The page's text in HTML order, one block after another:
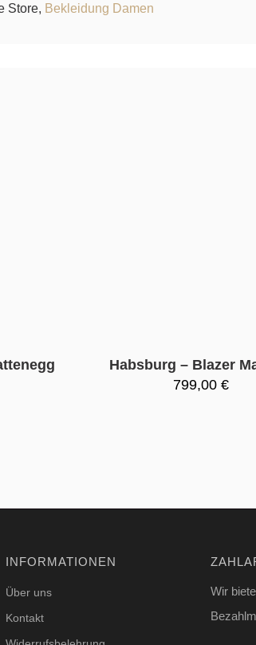
Store, Bekleidung Damen
Habsburg – Blazer
799,00 €
INFORMATIONEN
Über uns
Kontakt
Wir